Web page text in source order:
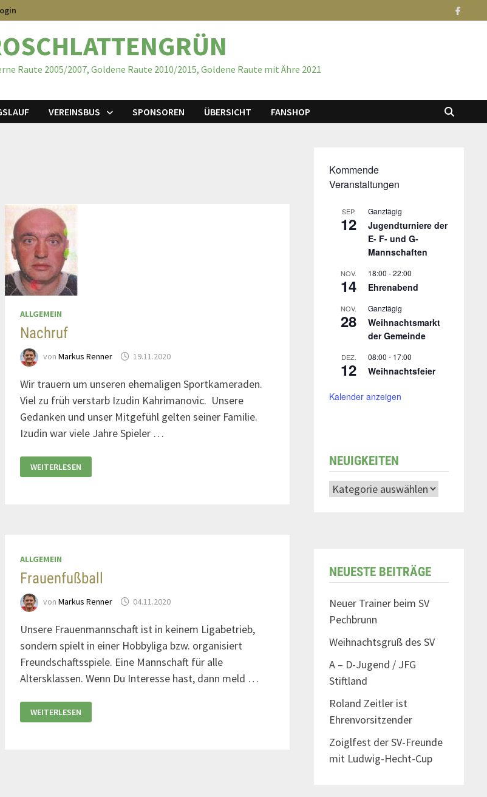
Raute 2005/2007, Goldene Raute 2010/2015, Goldene Raute mit Ähre 2021
VEREINSBUS SPONSOREN ÜBERSICHT FANSHOP
ALLGEMEIN
Nachruf
vonMarkus Renner 19.11.2020
Wir trauern um unseren ehemaligen Sportkameraden.
Viel zu früh verstarb Izudin Kahrimanovic. Unsere
Gedanken und unser Mitgefühl gelten seiner Familie.
Izudin war viele Jahre Spieler …
WEITERLESEN
ALLGEMEIN
Frauenfußball
vonMarkus Renner 04.11.2020
Unsere Frauenmannschaft ist in keinem Ligabetrieb,
sondern spielt in einer Hobbyliga bzw. organisiert
Freundschaftsspiele. Eine Mannschaft für alle
Altersklassen. Wenn Du Interesse hast, dann meld …
WEITERLESEN
Kommende
Veranstaltungen
SEP.
12
Ganztägig
Jugendturniere der
E- F- und G-
Mannschaften
NOV.
14
18:00 -22:00
Ehrenabend
NOV.
28
Ganztägig
Weihnachtsmarkt
der Gemeinde
DEZ.
12
08:00 - 17:00
Weihnachtsfeier
Kalender anzeigen
NEUIGKEITEN
NEUESTE BEITRÄGE
Neuer Trainer beim SV
Pechbrunn
Weihnachtsgruß des SV
A – D-Jugend / JFG
Stiftland
Roland Zeitler ist
Ehrenvorsitzender
Zoiglfest der SV-Freunde
mit Ludwig-Hecht-Cup